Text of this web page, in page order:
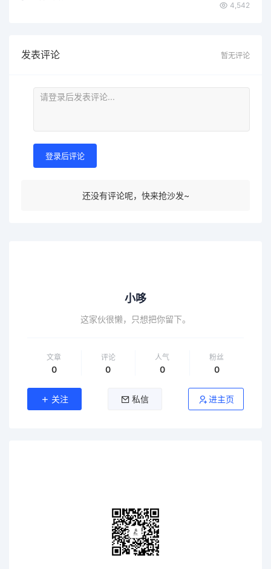
4,542
发表评论 暂无评论
登录后评论
还没有评论呢，快来抢沙发~
小哆
这家伙很懒，只想把你留下。
文章
0
评论
0
人气
0
粉丝
0
关注 私信 进主页